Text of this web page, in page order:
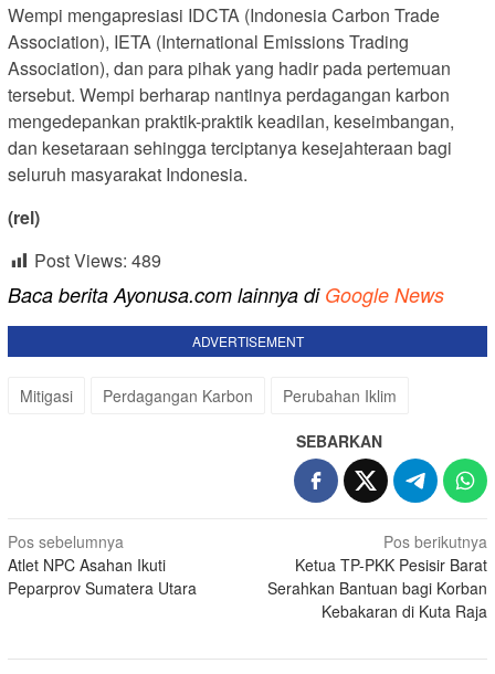
Wempi mengapresiasi IDCTA (Indonesia Carbon Trade
Association), IETA (International Emissions Trading
Association), dan para pihak yang hadir pada pertemuan
tersebut. Wempi berharap nantinya perdagangan karbon
mengedepankan praktik-praktik keadilan, keseimbangan,
dan kesetaraan sehingga terciptanya kesejahteraan bagi
seluruh masyarakat Indonesia.
(rel)
Post Views: 489
Baca berita Ayonusa.com lainnya di Google News
ADVERTISEMENT
Mitigasi Perdagangan Karbon Perubahan Iklim
SEBARKAN
Navigasi
pos
Pos sebelumnya
Atlet NPC Asahan Ikuti
Peparprov Sumatera Utara
Pos berikutnya
Ketua TP-PKK Pesisir Barat
Serahkan Bantuan bagi Korban
Kebakaran di Kuta Raja